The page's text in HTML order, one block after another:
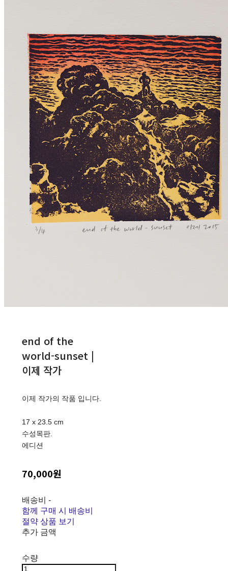
end of the
world-sunset |
이제 작가
이제 작가의 작품 입니다.
17 x 23.5 cm
수성목판.
에디션
70,000원
배송비 -
함께 구매 시 배송비
절약 상품 보기
추가 금액
수량